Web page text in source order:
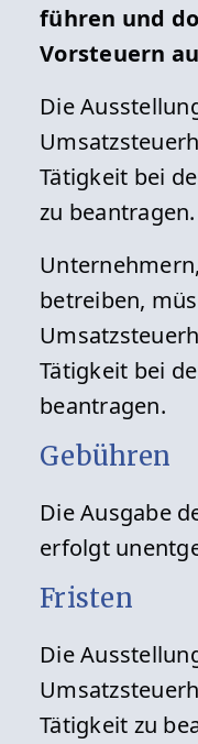
führen und
Vorsteuern
Die
Tätigkeit bei
zu beantragen.
betreiben,
Tätigkeit bei
beantragen.
Gebühren
Die Ausgabe
erfolgt
Fristen
Die
Tätigkeit zu